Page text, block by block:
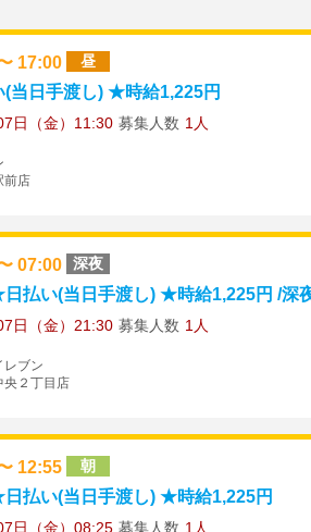
17:00 昼
当日手渡し) ★時給1,225円
日（金）11:30 募集人数 1人
前店
07:00 深夜
払い(当日手渡し) ★時給1,225円 /深
日（金）21:30 募集人数 1人
レブン
央２丁目店
12:55 朝
払い(当日手渡し) ★時給1,225円
日（金）08:25 募集人数 1人